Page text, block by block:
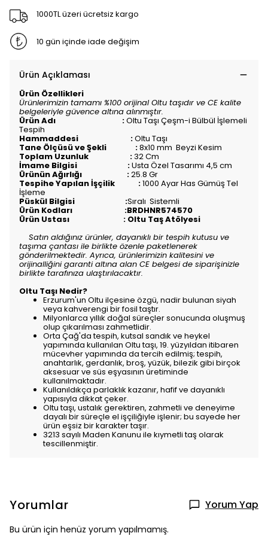
1000TL üzeri ücretsiz kargo
10 gün içinde iade değişim
Ürün Açıklaması
Ürün Özellikleri
Ürünlerimizin tamamı %100 orijinal Oltu taşıdır ve CE kalite
belgeleriyle güvence altına alınmıştır.
Ürün Adı :Oltu Taşı Çeşm-i Bülbül İşlemeli
Tespih
Hammaddesi :Oltu Taşı
Tane Ölçüsü ve Şekli :8x10 mm Beyzi Kesim
Toplam Uzunluk :32 Cm
İmame Bilgisi :Usta Özel Tasarımı 4,5 cm
Ürünün Ağırlığı :25.8 Gr
Tespihe Yapılan İşçilik :1000 Ayar Has Gümüş Tel
İşleme
Püskül Bilgisi :Sıralı Sistemli
Ürün Kodları :BRDHNR574570
Ürün Ustası : Oltu Taş Atölyesi
Satın aldığınız ürünler, dayanıklı bir tespih kutusu ve
taşıma çantası ile birlikte özenle paketlenerek
gönderilmektedir. Ayrıca, ürünlerimizin kalitesini ve
orijinalliğini garanti altına alan CE belgesi de siparişinizle
birlikte tarafınıza ulaştırılacaktır.
Oltu Taşı Nedir?
Erzurum'un Oltu ilçesine özgü, nadir bulunan siyah
veya kahverengi bir fosil taştır.
Milyonlarca yıllık doğal süreçler sonucunda oluşmuş
olup çıkarılması zahmetlidir.
Orta Çağ'da tespih, kutsal sandık ve heykel
yapımında kullanılan Oltu taşı, 19. yüzyıldan itibaren
mücevher yapımında da tercih edilmiş; tespih,
anahtarlık, gerdanlık, broş, yüzük, bilezik gibi birçok
aksesuar ve süs eşyasının üretiminde
kullanılmaktadır.
Kullanıldıkça parlaklık kazanır, hafif ve dayanıklı
yapısıyla dikkat çeker.
Oltu taşı, ustalık gerektiren, zahmetli ve deneyime
dayalı bir süreçle el işçiliğiyle işlenir; bu sayede her
ürün eşsiz bir karakter taşır.
3213 sayılı Maden Kanunu ile kıymetli taş olarak
tescillenmiştir.
Yorumlar Yorum Yap
Bu ürün için henüz yorum yapılmamış.